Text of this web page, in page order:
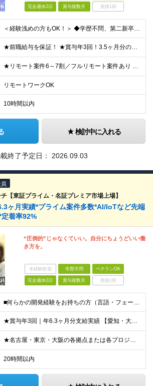
完全週休2日 賞与複数月 面接1回
＜経験浅めの方もOK！＞ ◆学歴不問、第二新卒OK ◆何らかのシステム開発経験（実務経験1年以上） ※Java、C#、PHPなどいわゆるオープン・Web系を想定しています ～こんな方を歓迎します！～
★前職給与を保証！ ★賞与年3回！3.5ヶ月分の支給実績あり ◆月給25万円～45万円＋賞与年3回＋各種手当 ※経験・年齢・能力を考慮して決定いたします。 ※試用期間3ヶ月（期間中は諸手当の支給は
★リモート案件6～7割／フルリモート案件あり ★希望を考慮して決定します 東京都、神奈川県、千葉県、埼玉県内の各プロジェクト先となります。 ＜本社＞埼玉県桶川市泉1丁目3番31号 ＜神田オフィス＞
リモートワークOK
10時間以内
検討中に入れる
終了予定日： 2026.09.03
【東証プライム・名証プレミア市場上場】
ヶ月実績*プライム案件多数*AI/IoTなど先端
着率92%
“圧倒的”じゃなくていい。自分にちょうどいい働
き方を。
未経験歓迎 学歴不問 ベテランOK
完全週休2日 賞与複数月 面接1回
■何らかの開発経験をお持ちの方（言語・フェーズ不問） ■学歴不問 ☆「運用保守経験しかない」「PMやPLに挑戦したいけど機会がない…」そんな方もOK！当社で経験を積んでいただけます！ ＼このような方
★賞与年3回｜年6.3ヶ月分支給実績 【愛知・大阪】 月給25.5万円～35万円＋各種手当＋賞与年2回＋業績賞与 ※上記には一律の地域手当2.5万円を含みます 【東京】 月給27万円～35万円＋各
★名古屋・東京・大阪の各拠点または各プロジェクト先での勤務となります （愛知、岐阜、東京、埼玉、千葉、神奈川、大阪、兵庫、京都など） ★U・Iターン歓迎！原則転勤なし ★リモートワーク対応案件もあり
20時間以内